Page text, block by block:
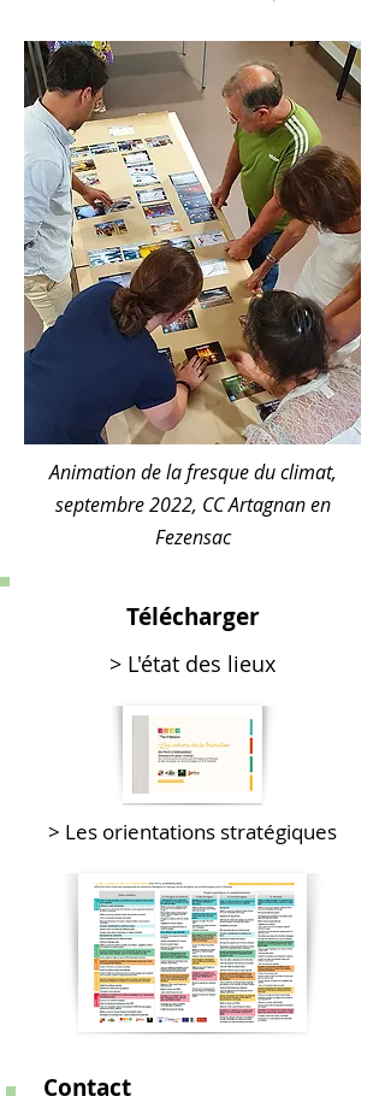
Animation de la fresque du climat,
septembre 2022, CC Artagnan en
Fezensac
Télécharger
> L'état des lieux
> Les orientations stratégiques
Contact